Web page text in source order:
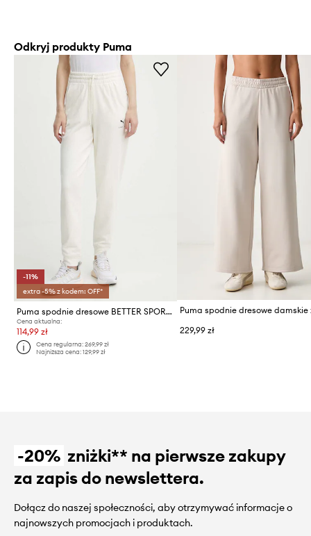
Odkryj produkty Puma
-11%
extra -5% z kodem: OFF*
Puma spodnie dresowe BETTER SPORTSWEAR
Cena aktualna:
114,99 zł
Cena regularna:269,99 zł
Najniższa cena:129,99 zł
229,99 zł
-20% zniżki** na pierwsze zakupy
za zapis do newslettera.
Dołącz do naszej społeczności, aby otrzymywać informacje o
najnowszych promocjach i produktach.